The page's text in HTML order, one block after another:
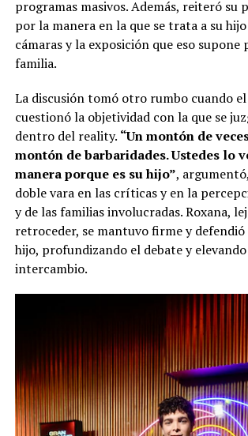
programas masivos. Además, reiteró su
por la manera en la que se trata a su
cámaras y la exposición que eso supone
familia.
La discusión tomó otro rumbo cuando
cuestionó la objetividad con la que se
dentro del reality. “Un montón de
montón de barbaridades. Ustedes lo
manera porque es su hijo”,
doble vara en las críticas y en la
y de las familias involucradas. Roxana,
retroceder, se mantuvo firme y
hijo, profundizando el debate y
intercambio.